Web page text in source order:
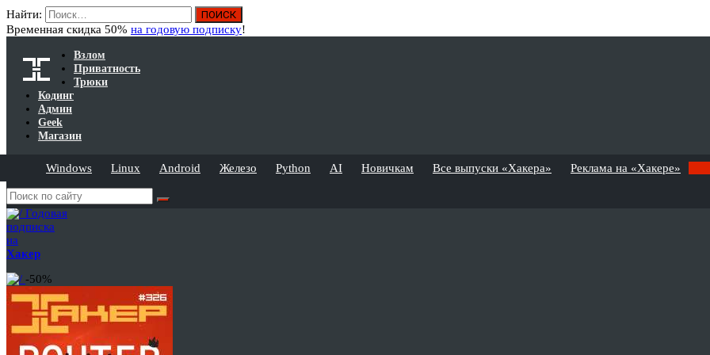
Найти:
Временная скидка 50% на годовую подписку!
Взлом
Приватность
Трюки
Кодинг
Админ
Geek
Магазин
Windows Linux Android Железо Python AI Новичкам Все выпуски «Хакера» Реклама на «Хакере»
Годовая
подписка
на
Хакер
-50%